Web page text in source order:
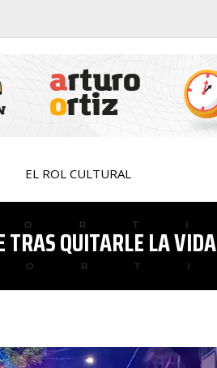
EL ROL CULTURAL
TRAS QUITARLE LA VIDA